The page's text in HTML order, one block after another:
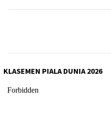
KLASEMEN PIALA DUNIA 2026